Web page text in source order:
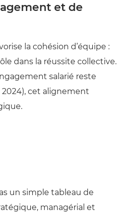
et de
la cohésion d’équipe :
dans la réussite collective.
salarié reste
2024), cet alignement
un simple tableau de
managérial et